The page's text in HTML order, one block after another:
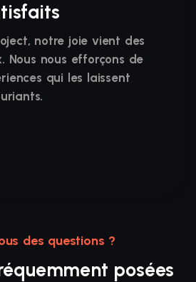
notre joie vient des
Nous nous efforçons de
qui les laissent
des questions ?
posées